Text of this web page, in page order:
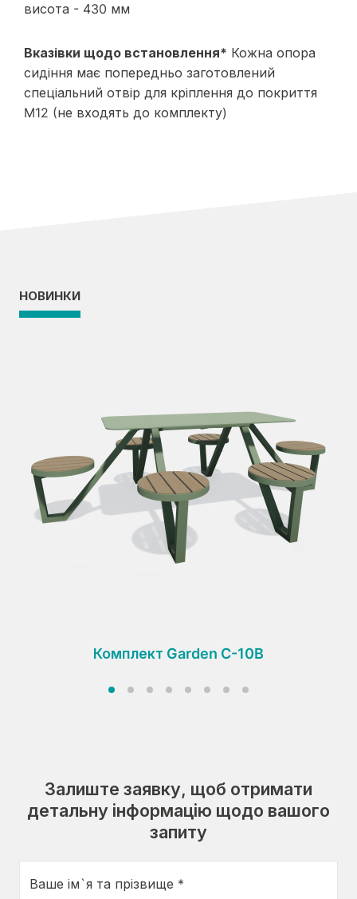
висота - 430 мм
Вказівки щодо встановлення* Кожна опора
сидіння має попередньо заготовлений
спеціальний отвір для кріплення до покриття
M12 (не входять до комплекту)
НОВИНКИ
Комплект Garden C-10B
Залиште заявку, щоб отримати
детальну інформацію щодо вашого
запиту
Ваше ім`я та прізвище *